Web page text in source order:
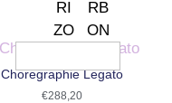
Choregraphie Legato
€288,20